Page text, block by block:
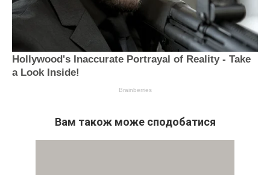
Вам також може сподобатися